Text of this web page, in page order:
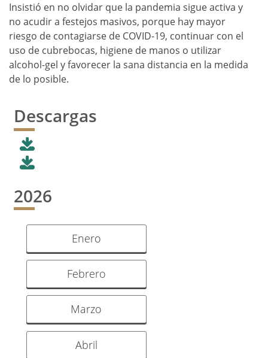
Insistió en no olvidar que la pandemia sigue activa y
no acudir a festejos masivos, porque hay mayor
riesgo de contagiarse de COVID-19, continuar con el
uso de cubrebocas, higiene de manos o utilizar
alcohol-gel y favorecer la sana distancia en la medida
de lo posible.
Descargas
2026
Enero
Febrero
Marzo
Abril